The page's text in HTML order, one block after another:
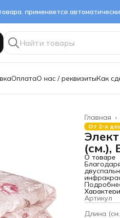
применяется автоматически
ОплатаО нас / реквизитыКак
Главная ›
От 2-х
(см.),
О товаре
Пульт
Основные
·
Артикул
Длина